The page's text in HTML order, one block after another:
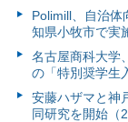
Polimill、自治体
知県小牧市で実
名古屋商科大学
の「特別奨学生
安藤ハザマと神
同研究を開始（